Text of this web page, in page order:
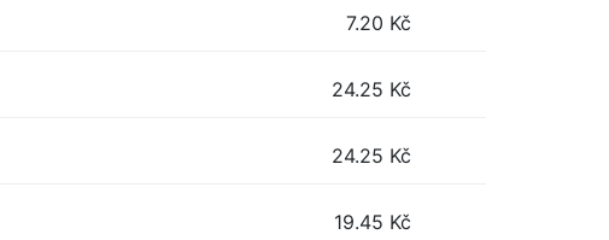
7.20 Kč
24.25 Kč
24.25 Kč
19.45 Kč